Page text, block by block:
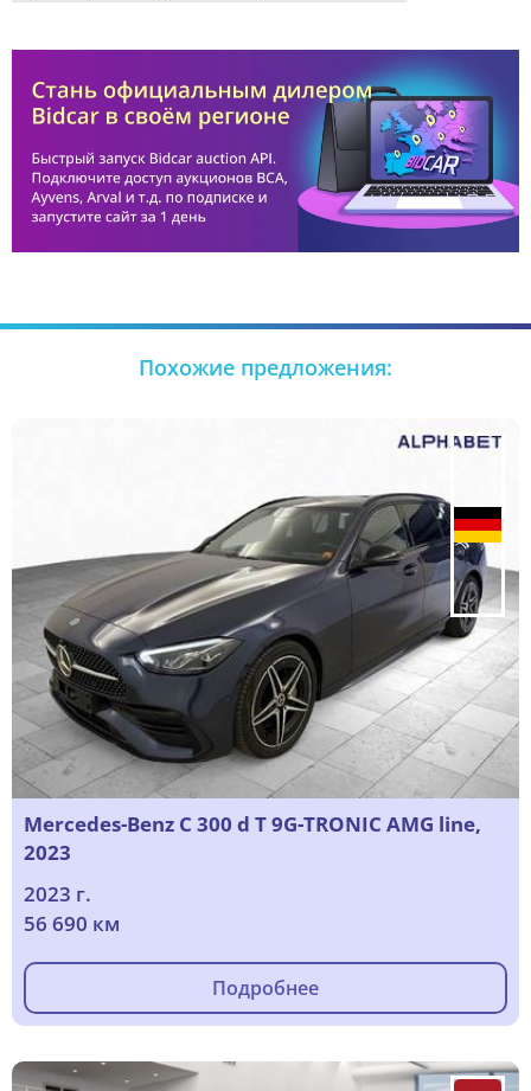
Похожие предложения:
Mercedes-Benz C 300 d T 9G-TRONIC AMG line,
2023
2023 г.
56 690 км
Подробнее